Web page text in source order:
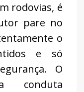
rodovias, é
pare no
o
e só
O
conduta